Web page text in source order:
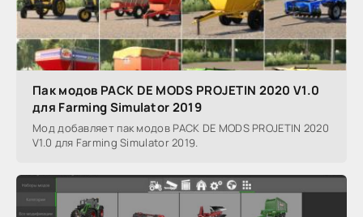
Пак модов PACK DE MODS PROJETIN 2020 V1.0
для Farming Simulator 2019
Мод добавляет пак модов PACK DE MODS PROJETIN 2020
V1.0 для Farming Simulator 2019.